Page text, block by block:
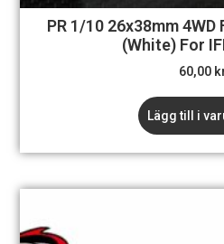
PR 1/10 26x38mm
(White) For
60,00
Lägg till i